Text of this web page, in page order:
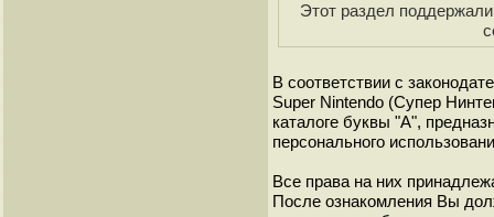
Этот раздел
В соответствии с
Super Nintendo (Супер
каталоге буквы "A",
персонального
Все права на них
После ознакомления Вы